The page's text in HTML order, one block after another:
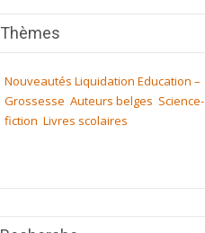
Thèmes
Nouveautés Liquidation Education –
Grossesse Auteurs belges Science-
fiction Livres scolaires